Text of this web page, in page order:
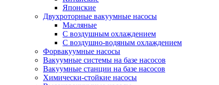
Японские
Двухроторные вакуумные насосы
Масляные
C воздушным охлаждением
C воздушно-водяным охлаждением
Форвакуумные насосы
Вакуумные системы на базе насосов
Вакуумные станции на базе насосов
Химически-стойкие насосы